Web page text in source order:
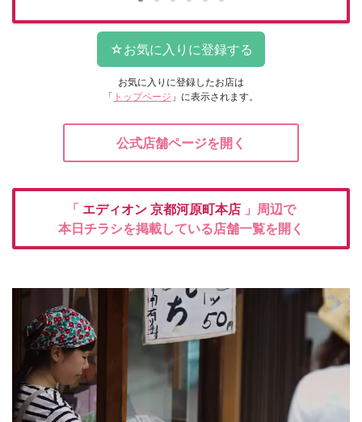
お気に入りに登録したお店は
「 トップページ 」に表示されます。
公式店舗ページを開く
「 エディオン 京都河原町本店 」周辺で
本日チラシを掲載している店舗一覧を開く